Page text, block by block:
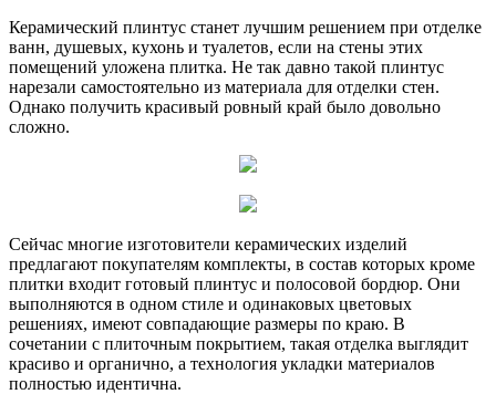
Керамический плинтус станет лучшим решением при отделке
ванн, душевых, кухонь и туалетов, если на стены этих
помещений уложена плитка. Не так давно такой плинтус
нарезали самостоятельно из материала для отделки стен.
Однако получить красивый ровный край было довольно
сложно.
Сейчас многие изготовители керамических изделий
предлагают покупателям комплекты, в состав которых кроме
плитки входит готовый плинтус и полосовой бордюр. Они
выполняются в одном стиле и одинаковых цветовых
решениях, имеют совпадающие размеры по краю. В
сочетании с плиточным покрытием, такая отделка выглядит
красиво и органично, а технология укладки материалов
полностью идентична.